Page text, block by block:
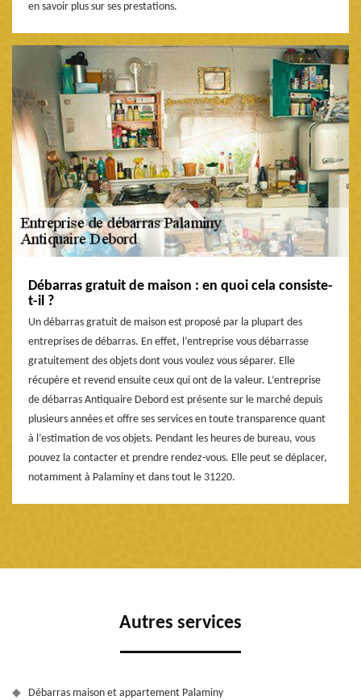
en savoir plus sur ses prestations.
Débarras gratuit de maison : en quoi cela consiste-
t-il ?
Un débarras gratuit de maison est proposé par la plupart des
entreprises de débarras. En effet, l’entreprise vous débarrasse
gratuitement des objets dont vous voulez vous séparer. Elle
récupère et revend ensuite ceux qui ont de la valeur. L’entreprise
de débarras Antiquaire Debord est présente sur le marché depuis
plusieurs années et offre ses services en toute transparence quant
à l’estimation de vos objets. Pendant les heures de bureau, vous
pouvez la contacter et prendre rendez-vous. Elle peut se déplacer,
notamment à Palaminy et dans tout le 31220.
Autres services
Débarras maison et appartement Palaminy